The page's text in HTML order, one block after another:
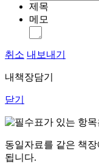
제목
메모
취소 내보내기
내책장담기
닫기
표가 있는 항
동일자료를 같은 책
됩니다.